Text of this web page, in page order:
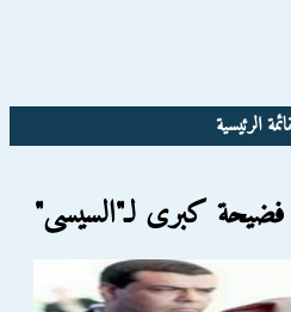
الرئيسية
فضيحة كبرى لـ"السيسى"